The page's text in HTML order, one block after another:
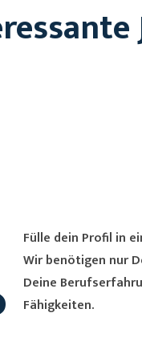
Fülle dein Profil in
Wir benötigen nur
Deine
Fähigkeiten.